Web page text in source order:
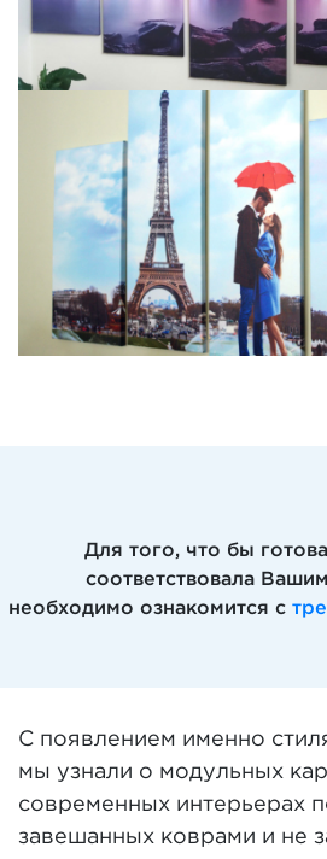
Для того, что бы
соответствовала
необходимо ознакомится с
С появлением именно
мы узнали о модульных
современных интерьерах
завешанных коврами и не